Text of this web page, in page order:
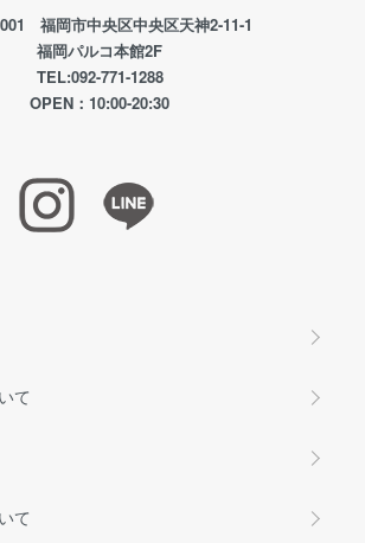
福岡市中央区中央区天神2-11-1
福岡パルコ本館2F
TEL:092-771-1288
OPEN：10:00-20:30
て
て